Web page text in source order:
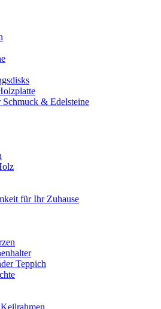
Schmuck & Edelsteine
für Ihr Zuhause
Teppich